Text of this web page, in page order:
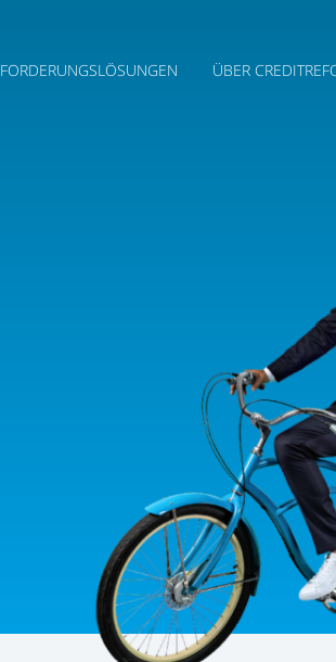
FORDERUNGSLÖSUNGEN ÜBER